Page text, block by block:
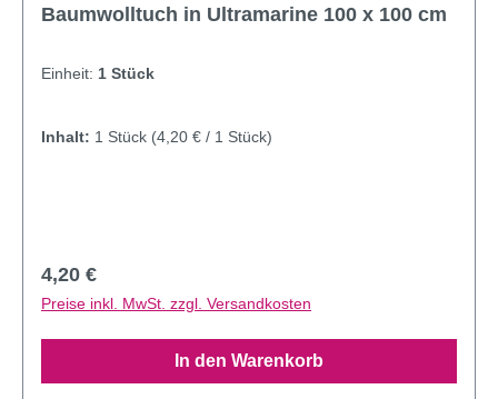
Baumwolltuch in Ultramarine 100 x 100 cm
Einheit: 1 Stück
Inhalt: 1 Stück (4,20 € / 1 Stück)
Regulärer Preis:
4,20 €
Preise inkl. MwSt. zzgl. Versandkosten
In den Warenkorb